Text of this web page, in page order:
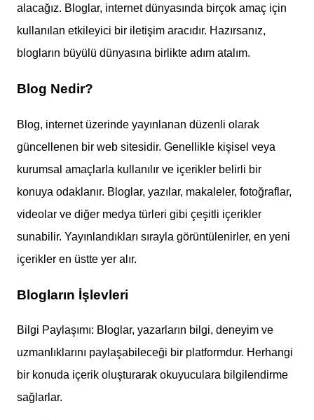
alacağız. Bloglar, internet dünyasında birçok amaç için
kullanılan etkileyici bir iletişim aracıdır. Hazırsanız,
blogların büyülü dünyasına birlikte adım atalım.
Blog Nedir?
Blog, internet üzerinde yayınlanan düzenli olarak
güncellenen bir web sitesidir. Genellikle kişisel veya
kurumsal amaçlarla kullanılır ve içerikler belirli bir
konuya odaklanır. Bloglar, yazılar, makaleler, fotoğraflar,
videolar ve diğer medya türleri gibi çeşitli içerikler
sunabilir. Yayınlandıkları sırayla görüntülenirler, en yeni
içerikler en üstte yer alır.
Blogların İşlevleri
Bilgi Paylaşımı: Bloglar, yazarların bilgi, deneyim ve
uzmanlıklarını paylaşabileceği bir platformdur. Herhangi
bir konuda içerik oluşturarak okuyuculara bilgilendirme
sağlarlar.